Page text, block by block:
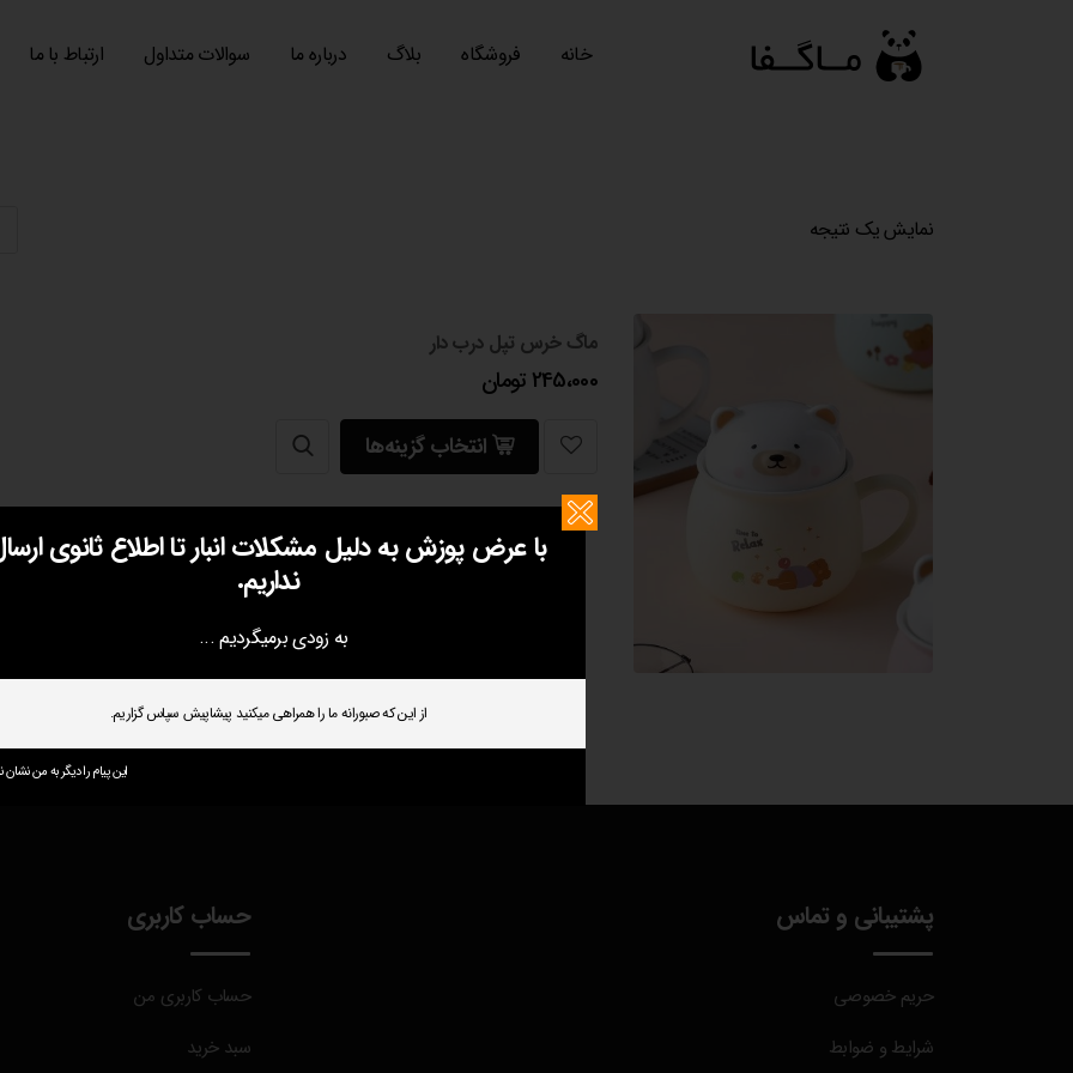
خانه فروشگاه بلاگ درباره ما سوالات متداول ارتباط با ما
نمایش یک نتیجه
ماگ خرس تپل درب دار
245،000 تومان
انتخاب گزینه‌ها
پشتیبانی و تماس
حریم خصوصی
شرایط و ضوابط
حساب کاربری
حساب کاربری من
سبد خرید
با عرض پوزش به دلیل مشکلات انبار تا اطلاع ثانوی
نداریم.
به زودی برمیگردیم ...
از این که صبورانه ما را همراهی میکنید پیشاپیش سپاس گزاریم.
این پیام را دیگر به من نشان